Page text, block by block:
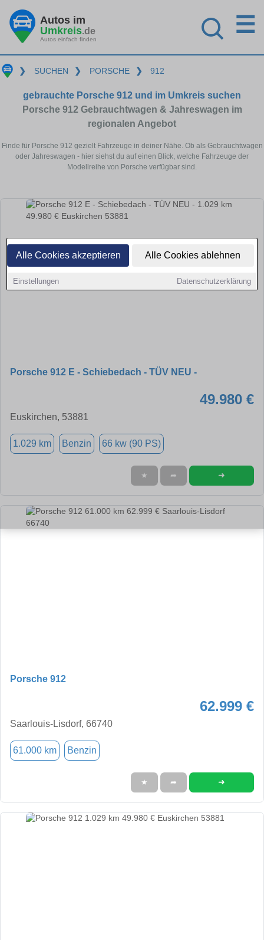
Alle Cookies akzeptieren Alle Cookies ablehnen
Einstellungen Datenschutzerklärung
Autos im
Umkreis.de
Autos einfach finden
☰
❯ SUCHEN ❯ PORSCHE ❯ 912
gebrauchte Porsche 912 und im Umkreis suchen
Porsche 912 Gebrauchtwagen & Jahreswagen im
regionalen Angebot
Finde für Porsche 912 gezielt Fahrzeuge in deiner Nähe. Ob als Gebrauchtwagen
oder Jahreswagen - hier siehst du auf einen Blick, welche Fahrzeuge der
Modellreihe von Porsche verfügbar sind.
Porsche 912 E - Schiebedach - TÜV NEU -
49.980 €
Euskirchen, 53881
1.029 km Benzin 66 kw (90 PS)
★ ➦ ➜
Porsche 912
62.999 €
Saarlouis-Lisdorf, 66740
61.000 km Benzin
★ ➦ ➜